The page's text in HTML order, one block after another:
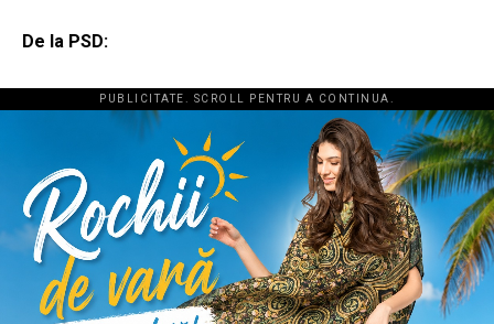
De la PSD:
PUBLICITATE. SCROLL PENTRU A CONTINUA.